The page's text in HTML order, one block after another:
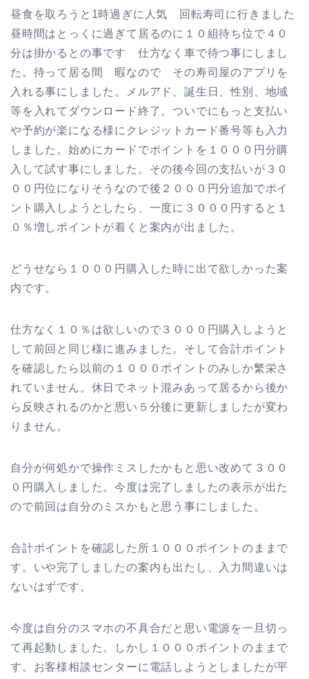
昼食を取ろうと1時過ぎに人気 回転寿司に行きました
昼時間はとっくに過ぎて居るのに１０組待ち位で４０
分は掛かるとの事です 仕方なく車で待つ事にしまし
た。待って居る間 暇なので その寿司屋のアプリを
入れる事にしました。メルアド、誕生日、性別、地域
等を入れてダウンロード終了。ついでにもっと支払い
や予約が楽になる様にクレジットカード番号等も入力
しました。始めにカードでポイントを１０００円分購
入して試す事にしました。その後今回の支払いが３０
００円位になりそうなので後２０００円分追加でポイ
ント購入しようとしたら、一度に３０００円すると１
０％増しポイントが着くと案内が出ました。
どうせなら１０００円購入した時に出て欲しかった案
内です。
仕方なく１０％は欲しいので３０００円購入しようと
して前回と同じ様に進みました。そして合計ポイント
を確認したら以前の１０００ポイントのみしか繁栄さ
れていません。休日でネット混みあって居るから後か
ら反映されるのかと思い５分後に更新しましたが変わ
りません。
自分が何処かで操作ミスしたかもと思い改めて３００
０円購入しました。今度は完了しましたの表示が出た
ので前回は自分のミスかもと思う事にしました。
合計ポイントを確認した所１０００ポイントのままで
す。いや完了しましたの案内も出たし、入力間違いは
ないはずです。
今度は自分のスマホの不具合だと思い電源を一旦切っ
て再起動しました。しかし１０００ポイントのままで
す。お客様相談センターに電話しようとしましたが平